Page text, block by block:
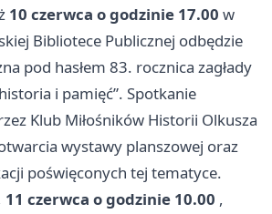
10 czerwca o godzinie 17.00 w
Bibliotece Publicznej odbędzie
pod hasłem 83. rocznica zagłady
i pamięć”. Spotkanie
Klub Miłośników Historii Olkusza
wystawy planszowej oraz
poświęconych tej tematyce.
11 czerwca o godzinie 10.00 ,